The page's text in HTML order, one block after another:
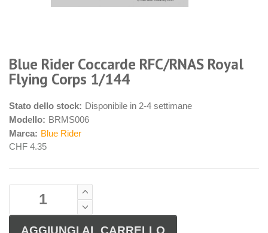
Blue Rider Coccarde RFC/RNAS Royal
Flying Corps 1/144
Stato dello stock: Disponibile in 2-4 settimane
Modello: BRMS006
Marca: Blue Rider
CHF 4.35